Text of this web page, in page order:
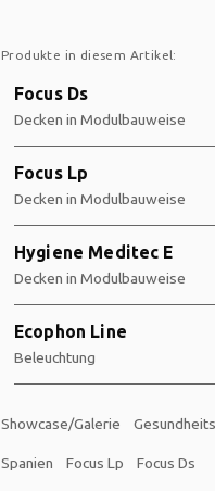
Produkte in diesem Artikel:
Focus Ds
Decken in Modulbauweise
Focus Lp
Decken in Modulbauweise
Hygiene Meditec E
Decken in Modulbauweise
Ecophon Line
Beleuchtung
Showcase/Galerie
Spanien Focus Lp Focus Ds